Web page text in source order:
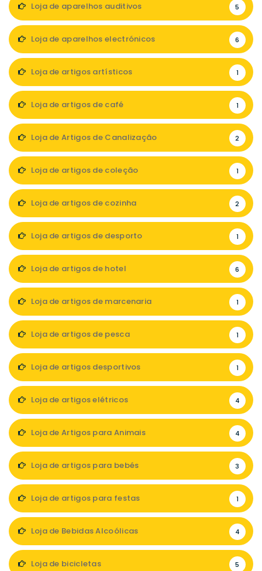
Loja de aparelhos auditivos 5
Loja de aparelhos electrónicos 6
Loja de artigos artísticos 1
Loja de artigos de café 1
Loja de Artigos de Canalização 2
Loja de artigos de coleção 1
Loja de artigos de cozinha 2
Loja de artigos de desporto 1
Loja de artigos de hotel 6
Loja de artigos de marcenaria 1
Loja de artigos de pesca 1
Loja de artigos desportivos 1
Loja de artigos elétricos 4
Loja de Artigos para Animais 4
Loja de artigos para bebés 3
Loja de artigos para festas 1
Loja de Bebidas Alcoólicas 4
Loja de bicicletas 5